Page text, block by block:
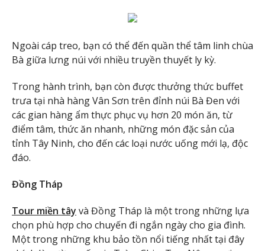
Ngoài cáp treo, bạn có thể đến quần thể tâm linh chùa
Bà giữa lưng núi với nhiều truyền thuyết ly kỳ.
Trong hành trình, bạn còn được thưởng thức buffet
trưa tại nhà hàng Vân Sơn trên đỉnh núi Bà Đen với
các gian hàng ẩm thực phục vụ hơn 20 món ăn, từ
điểm tâm, thức ăn nhanh, những món đặc sản của
tỉnh Tây Ninh, cho đến các loại nước uống mới lạ, độc
đáo.
Đồng Tháp
Tour miền tây và Đồng Tháp là một trong những lựa
chọn phù hợp cho chuyến đi ngắn ngày cho gia đình.
Một trong những khu bảo tồn nổi tiếng nhất tại đây